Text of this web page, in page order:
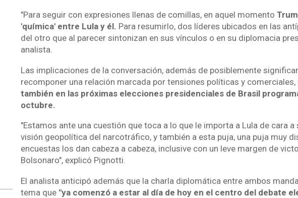
"Para seguir con expresiones llenas de comillas, en aquel momento
'química' entre Lula y él. Para resumirlo, dos líderes ubicados en las
del otro que al parecer sintonizan en sus vínculos o en su diplomacia
analista.
Las implicaciones de la conversación, además de posiblemente
recomponer una relación marcada por tensiones políticas y comerciales,
también en las próximas elecciones presidenciales de Brasil
octubre.
"Estamos ante una cuestión que toca a lo que le importa a Lula de cara a
visión geopolítica del narcotráfico, y también a esta puja, una puja muy
encuestas los dan cabeza a cabeza, inclusive con un leve margen de
Bolsonaro", explicó Pignotti.
El analista anticipó además que la charla diplomática entre ambos
tema que "ya comenzó a estar al día de hoy en el centro del debate